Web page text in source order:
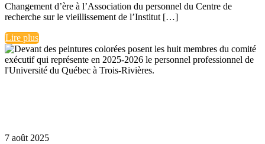
Changement d’ère à l’Association du personnel du Centre de
recherche sur le vieillissement de l’Institut […]
Lire plus
7 août 2025